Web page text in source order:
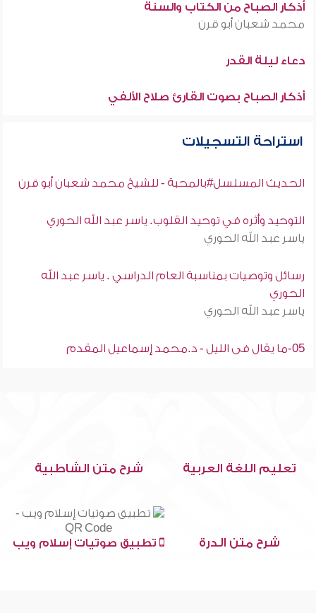
أذكار الصباح من الكتاب والسنة
محمد شعبان أبو قرن
دعاء ليلة القدر
أذكار الصباح بصوت القارئ صلاح الألفي
استراحة التسجيلات
الحديث المسلسل#بالمحبة - للشيخ محمد شعبان أبو قرن
التوحيد وأثره في توحيد القلوب. ياسر عبد الله الحوري
ياسر عبد الله الحوري
رسائل وتوصيات بمناسبة العام الدراسي . ياسر عبد الله
الحوري
ياسر عبد الله الحوري
05-ما يقال فى الليل - د.محمد إسماعيل المقدم
تعليم اللغة العربية شرح متن الشاطبية
شرح متن الدرة تطبيق صوتيات إسلام ويب